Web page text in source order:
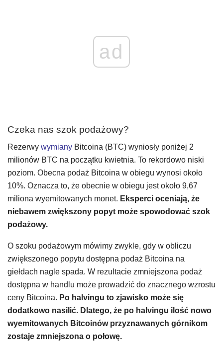
ad
Czeka nas szok podażowy?
Rezerwy wymiany Bitcoina (BTC) wyniosły poniżej 2
milionów BTC na początku kwietnia. To rekordowo niski
poziom. Obecna podaż Bitcoina w obiegu wynosi około
10%. Oznacza to, że obecnie w obiegu jest około 9,67
miliona wyemitowanych monet. Eksperci oceniają, że
niebawem zwiększony popyt może spowodować szok
podażowy.
O szoku podażowym mówimy zwykle, gdy w obliczu
zwiększonego popytu dostępna podaż Bitcoina na
giełdach nagle spada. W rezultacie zmniejszona podaż
dostępna w handlu może prowadzić do znacznego wzrostu
ceny Bitcoina. Po halvingu to zjawisko może się
dodatkowo nasilić. Dlatego, że po halvingu ilość nowo
wyemitowanych Bitcoinów przyznawanych górnikom
zostaje zmniejszona o połowę.